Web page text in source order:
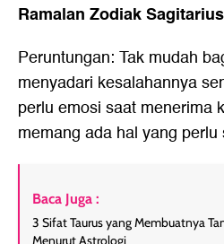
Ramalan Zodiak Sagitarius
Peruntungan: Tak mudah
menyadari kesalahannya
perlu emosi saat menerima
memang ada hal yang
Baca Juga :
3 Sifat Taurus yang Membuatnya